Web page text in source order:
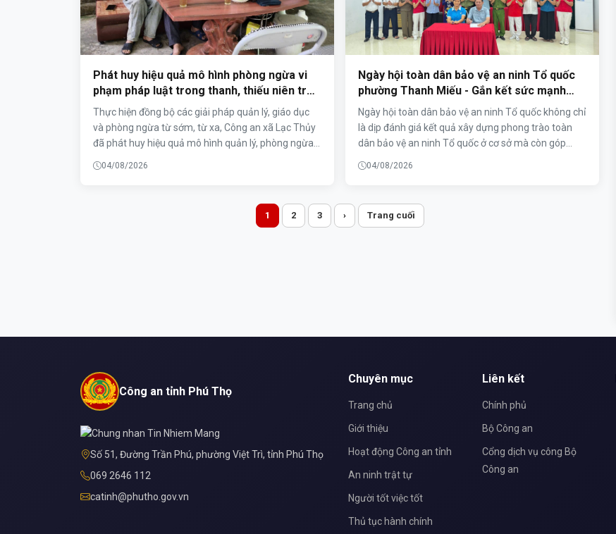
Phát huy hiệu quả mô hình phòng ngừa vi
phạm pháp luật trong thanh, thiếu niên trên
địa bàn xã Lạc Thuỷ
Thực hiện đồng bộ các giải pháp quản lý, giáo dục
và phòng ngừa từ sớm, từ xa, Công an xã Lạc Thủy
đã phát huy hiệu quả mô hình quản lý, phòng ngừa
04/08/2026
Ngày hội toàn dân bảo vệ an ninh Tổ quốc
phường Thanh Miếu - Gắn kết sức mạnh
Nhân dân, xây dựng thế trận an ninh vững
chắc từ cơ sở
Ngày hội toàn dân bảo vệ an ninh Tổ quốc không chỉ
là dịp đánh giá kết quả xây dựng phong trào toàn
dân bảo vệ an ninh Tổ quốc ở cơ sở mà còn góp
phố Thành Công, phường Thanh Miếu, tỉnh Phú Thọ
đã tổ chức Ngày hội toàn dân bảo vệ an ninh Tổ
04/08/2026
1 2 3 › Trang cuối
Công an tỉnh Phú Thọ
Số 51, Đường Trần Phú, phường Việt Trì, tỉnh Phú Thọ
069 2646 112
catinh@phutho.gov.vn
Chuyên mục
Trang chủ
Giới thiệu
Hoạt động Công an tỉnh
An ninh trật tự
Người tốt việc tốt
Thủ tục hành chính
Liên kết
Chính phủ
Bộ Công an
Cổng dịch vụ công Bộ
Công an